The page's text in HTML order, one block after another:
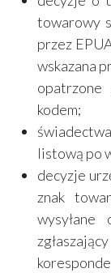
towarowy
przez
wskazana
kodem;
listową po
decyzje
znak